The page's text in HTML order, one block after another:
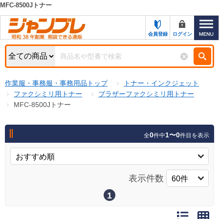
カテゴリー一覧
お知らせ
特集・キャンペーン一覧
初めての方へ
お問い合わせ
新規登録キャンペーン
キーワード検索
検索条件
商品カテゴリから選ぶ
商品ステータスで絞る
キャンペーン
MFC-8500Jトナー
会員登録 ログイン
作業服・事務服・事務用品トップ
トナー・インクジェット
ファクシミリ用トナー
ブラザーファクシミリ用トナー
MFC-8500Jトナー
全0件中1〜0件目を表示
表示件数
1